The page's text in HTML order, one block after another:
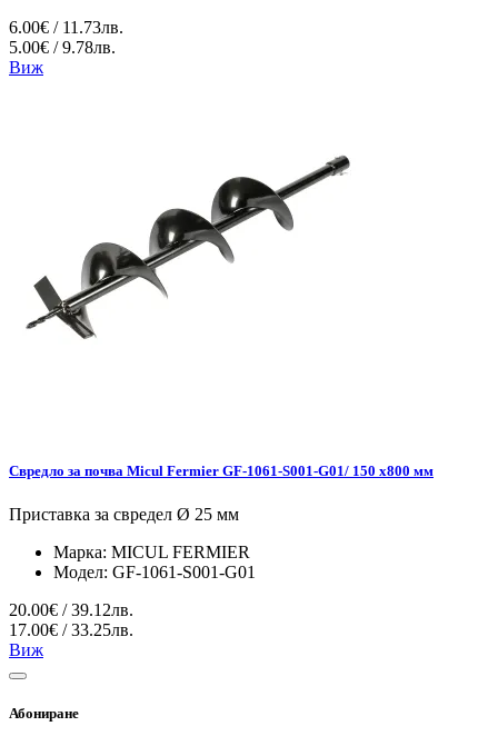
6.00€ / 11.73лв.
5.00€ / 9.78лв.
Виж
Свредло за почва Micul Fermier GF-1061-S001-G01/ 150 x800 мм
Приставка за свредел Ø 25 мм
Марка: MICUL FERMIER
Модел: GF-1061-S001-G01
20.00€ / 39.12лв.
17.00€ / 33.25лв.
Виж
Абониране